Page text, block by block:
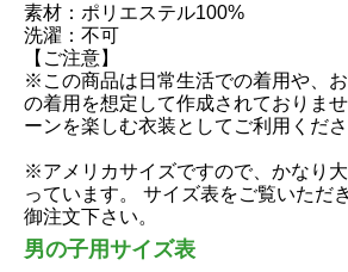
素材：ポリエステル100%
洗濯：不可
【ご注意】
※この商品は日常生活での着用や、
の着用を想定して作成されておりま
ーンを楽しむ衣装としてご利用くださ
※アメリカサイズですので、かなり
っています。 サイズ表をご覧いただ
御注文下さい。
男の子用サイズ表